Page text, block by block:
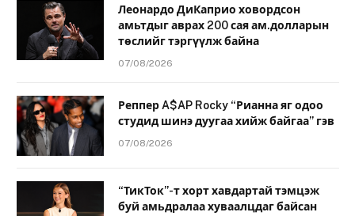
Леонардо ДиКаприо ховордсон
амьтдыг аврах 200 сая ам.долларын
төслийг тэргүүлж байна
07/08/2026
Реппер A$AP Rocky “Рианна яг одоо
студид шинэ дуугаа хийж байгаа” гэв
07/08/2026
“ТикТок”-т хорт хавдартай тэмцэж
буй амьдралаа хуваалцдаг байсан